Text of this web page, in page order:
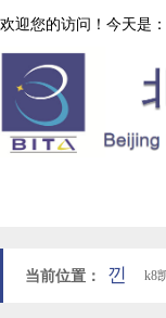
欢迎您的访问！今天是：
当前位置： k8
낀